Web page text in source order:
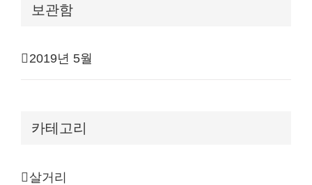
보관함
2019년 5월
카테고리
살거리